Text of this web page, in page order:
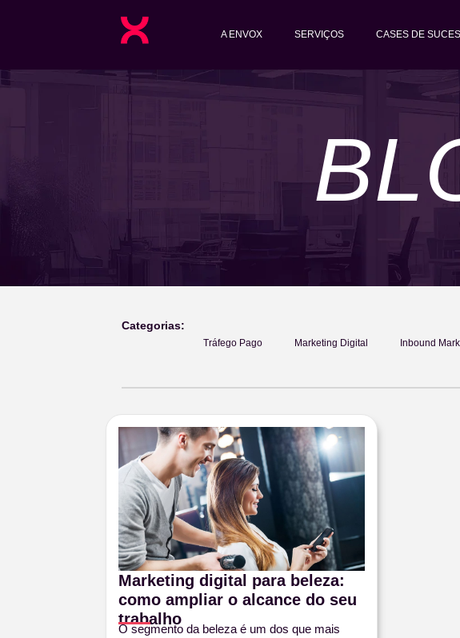
A ENVOX SERVIÇOS CASES DE
Categorias:
Tráfego Pago Marketing Digital Inbound
Marketing digital para beleza:
como ampliar o alcance do seu
trabalho
O segmento da beleza é um dos que mais